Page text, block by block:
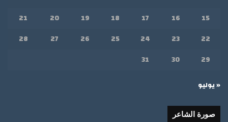
15
16
17
18
19
20
21
22
23
24
25
26
27
28
29
30
31
« يوليو
صورة الشاعر